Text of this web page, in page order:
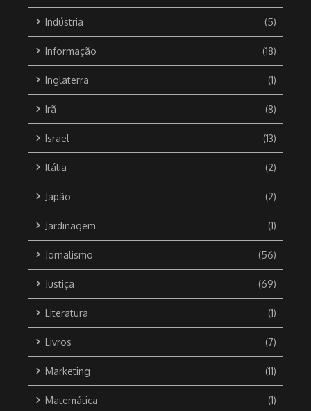
Indústria (5)
Informação (18)
Inglaterra (1)
Irã (8)
Israel (13)
Itália (2)
Japão (2)
Jardinagem (1)
Jornalismo (56)
Justiça (69)
Literatura (1)
Livros (7)
Marketing (11)
Matemática (1)